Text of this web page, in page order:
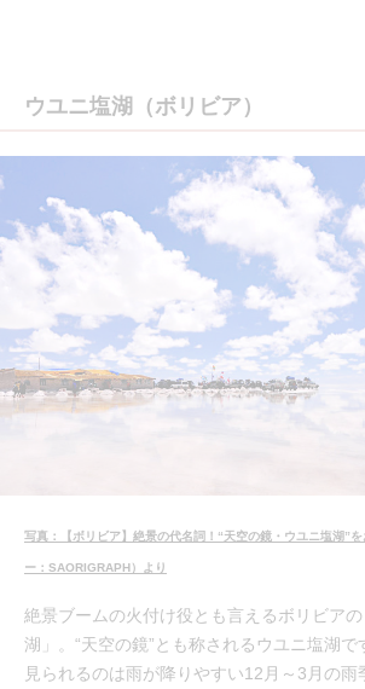
ウユニ塩湖（ボリビア）
写真：【ボリビア】絶景の代名詞！“天空の鏡・ウユニ塩湖”
ー：SAORIGRAPH）より
絶景ブームの火付け役とも言えるボリビア
湖」。“天空の鏡”とも称されるウユニ塩湖
見られるのは雨が降りやすい12月～3月の雨